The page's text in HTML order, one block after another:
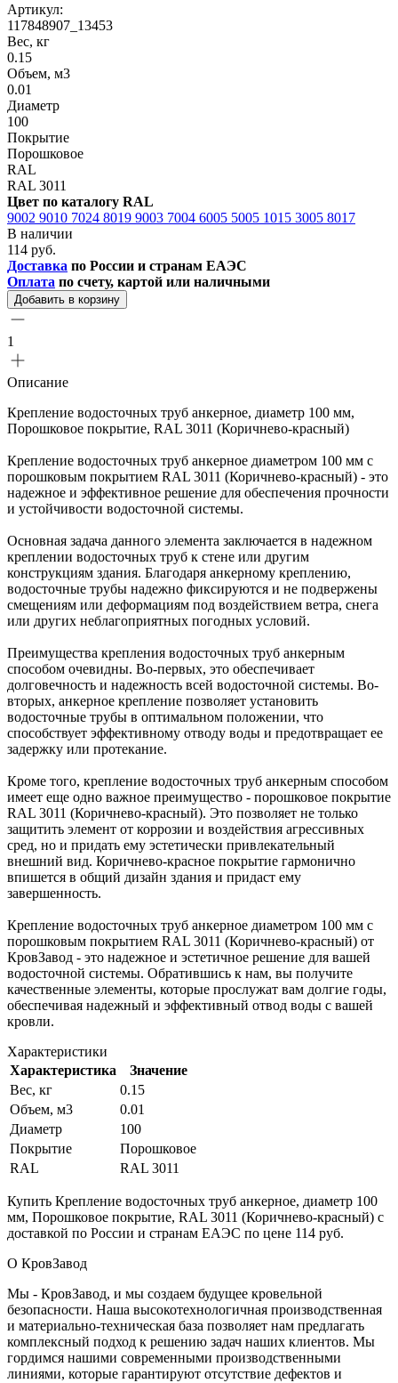
Артикул:
117848907_13453
Вес, кг
0.15
Объем, м3
0.01
Диаметр
100
Покрытие
Порошковое
RAL
RAL 3011
Цвет по каталогу RAL
9002 9010 7024 8019 9003 7004 6005 5005 1015 3005 8017
В наличии
114 руб.
Доставка по России и странам ЕАЭС
Оплата по счету, картой или наличными
Добавить в корзину
1
Описание
Крепление водосточных труб анкерное, диаметр 100 мм,
Порошковое покрытие, RAL 3011 (Коричнево-красный)
Крепление водосточных труб анкерное диаметром 100 мм с
порошковым покрытием RAL 3011 (Коричнево-красный) - это
надежное и эффективное решение для обеспечения прочности
и устойчивости водосточной системы.
Основная задача данного элемента заключается в надежном
креплении водосточных труб к стене или другим
конструкциям здания. Благодаря анкерному креплению,
водосточные трубы надежно фиксируются и не подвержены
смещениям или деформациям под воздействием ветра, снега
или других неблагоприятных погодных условий.
Преимущества крепления водосточных труб анкерным
способом очевидны. Во-первых, это обеспечивает
долговечность и надежность всей водосточной системы. Во-
вторых, анкерное крепление позволяет установить
водосточные трубы в оптимальном положении, что
способствует эффективному отводу воды и предотвращает ее
задержку или протекание.
Кроме того, крепление водосточных труб анкерным способом
имеет еще одно важное преимущество - порошковое покрытие
RAL 3011 (Коричнево-красный). Это позволяет не только
защитить элемент от коррозии и воздействия агрессивных
сред, но и придать ему эстетически привлекательный
внешний вид. Коричнево-красное покрытие гармонично
впишется в общий дизайн здания и придаст ему
завершенность.
Крепление водосточных труб анкерное диаметром 100 мм с
порошковым покрытием RAL 3011 (Коричнево-красный) от
КровЗавод - это надежное и эстетичное решение для вашей
водосточной системы. Обратившись к нам, вы получите
качественные элементы, которые прослужат вам долгие годы,
обеспечивая надежный и эффективный отвод воды с вашей
кровли.
Характеристики
Характеристика
Значение
Вес, кг
0.15
Объем, м3
0.01
Диаметр
100
Покрытие
Порошковое
RAL
RAL 3011
Купить Крепление водосточных труб анкерное, диаметр 100
мм, Порошковое покрытие, RAL 3011 (Коричнево-красный) с
доставкой по России и странам ЕАЭС по цене 114 руб.
О КровЗавод
Мы - КровЗавод, и мы создаем будущее кровельной
безопасности. Наша высокотехнологичная производственная
и материально-техническая база позволяет нам предлагать
комплексный подход к решению задач наших клиентов. Мы
гордимся нашими современными производственными
линиями, которые гарантируют отсутствие дефектов и